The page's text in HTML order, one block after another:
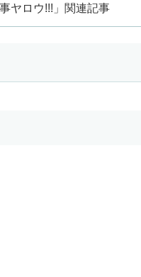
ヤロウ!!!」関連記事